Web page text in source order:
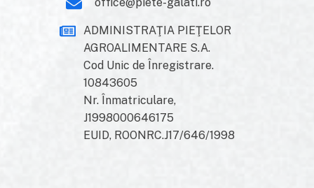
office@piete-galati.ro
ADMINISTRAŢIA PIEŢELOR
AGROALIMENTARE S.A.
Cod Unic de Înregistrare.
10843605
Nr. Înmatriculare,
J1998000646175
EUID, ROONRC.J17/646/1998